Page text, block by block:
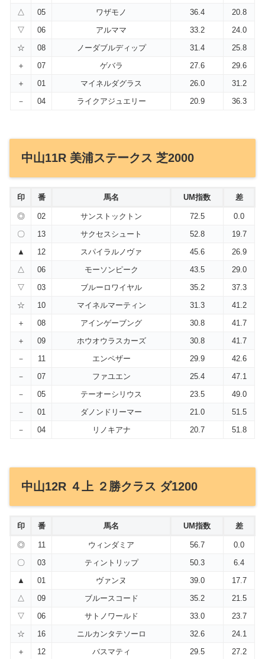
△
05 ワザモノ 36.4
20.8
▽
06 アルママ 33.2
24.0
☆
08 ノーダブルディップ 31.4
25.8
＋
07 ゲバラ 27.6
29.6
＋
01 マイネルダグラス 26.0
31.2
－
04 ライクアジュエリー 20.9 36.3
中山11R 美浦ステークス 芝2000
印 番 馬名 UM指数 差
◎ 02 サンストックトン 72.5
0.0
〇
13 サクセスシュート 52.8
19.7
▲
12 スパイラルノヴァ 45.6
26.9
△
06 モーソンピーク 43.5
29.0
▽
03 ブルーロワイヤル 35.2
37.3
☆
10 マイネルマーティン 31.3
41.2
＋
08 アインゲーブング 30.8
41.7
＋
09 ホウオウラスカーズ 30.8
41.7
－
11 エンペザー 29.9
42.6
－
07 ファユエン 25.4
47.1
－
05 テーオーシリウス 23.5
49.0
－
01 ダノンドリーマー 21.0
51.5
－
04 リノキアナ 20.7 51.8
中山12R ４上 ２勝クラス ダ1200
印 番 馬名 UM指数 差
◎ 11 ウィンダミア 56.7
0.0
〇
03 ティントリップ 50.3
6.4
▲
01 ヴァンヌ 39.0
17.7
△
09 ブルースコード 35.2
21.5
▽
06 サトノワールド 33.0
23.7
☆
16 ニルカンタテソーロ 32.6
24.1
＋
12 バスマティ 29.5
27.2